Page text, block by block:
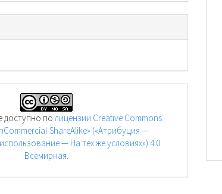
доступно по лицензии Creative Commons
ShareAlike» («Атрибуция —
— На тех же условиях») 4.0
Всемирная